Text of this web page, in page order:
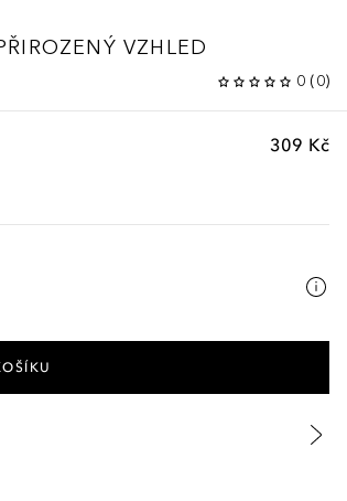
VZHLED
0 (0)
309 Kč